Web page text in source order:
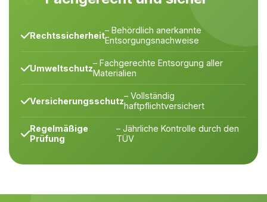
Rechtssicherheit– Behördlich anerkannte
Entsorgungsnachweise
Umweltschutz– Fachgerechte Entsorgung aller
Materialien
Versicherungsschutz– Vollständig
haftpflichtversichert
Regelmäßige
Prüfung
– Jährliche Kontrolle durch den
TÜV